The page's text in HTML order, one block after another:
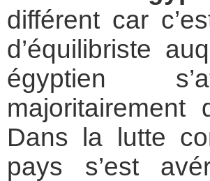
différent car
d’équilibriste
égyptien
majoritairement
Dans la lutte
pays s’est